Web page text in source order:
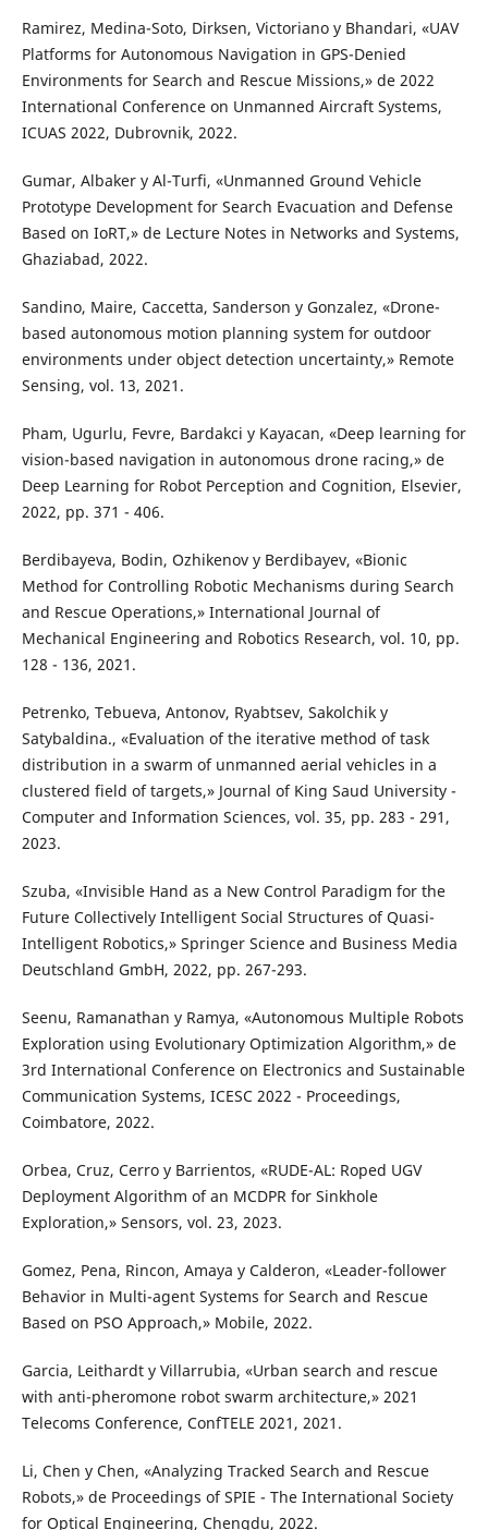
Ramirez, Medina-Soto, Dirksen, Victoriano y Bhandari, «UAV
Platforms for Autonomous Navigation in GPS-Denied
Environments for Search and Rescue Missions,» de 2022
International Conference on Unmanned Aircraft Systems,
ICUAS 2022, Dubrovnik, 2022.
Gumar, Albaker y Al-Turfi, «Unmanned Ground Vehicle
Prototype Development for Search Evacuation and Defense
Based on IoRT,» de Lecture Notes in Networks and Systems,
Ghaziabad, 2022.
Sandino, Maire, Caccetta, Sanderson y Gonzalez, «Drone-
based autonomous motion planning system for outdoor
environments under object detection uncertainty,» Remote
Sensing, vol. 13, 2021.
Pham, Ugurlu, Fevre, Bardakci y Kayacan, «Deep learning for
vision-based navigation in autonomous drone racing,» de
Deep Learning for Robot Perception and Cognition, Elsevier,
2022, pp. 371 - 406.
Berdibayeva, Bodin, Ozhikenov y Berdibayev, «Bionic
Method for Controlling Robotic Mechanisms during Search
and Rescue Operations,» International Journal of
Mechanical Engineering and Robotics Research, vol. 10, pp.
128 - 136, 2021.
Petrenko, Tebueva, Antonov, Ryabtsev, Sakolchik y
Satybaldina., «Evaluation of the iterative method of task
distribution in a swarm of unmanned aerial vehicles in a
clustered field of targets,» Journal of King Saud University -
Computer and Information Sciences, vol. 35, pp. 283 - 291,
2023.
Szuba, «Invisible Hand as a New Control Paradigm for the
Future Collectively Intelligent Social Structures of Quasi-
Intelligent Robotics,» Springer Science and Business Media
Deutschland GmbH, 2022, pp. 267-293.
Seenu, Ramanathan y Ramya, «Autonomous Multiple Robots
Exploration using Evolutionary Optimization Algorithm,» de
3rd International Conference on Electronics and Sustainable
Communication Systems, ICESC 2022 - Proceedings,
Coimbatore, 2022.
Orbea, Cruz, Cerro y Barrientos, «RUDE-AL: Roped UGV
Deployment Algorithm of an MCDPR for Sinkhole
Exploration,» Sensors, vol. 23, 2023.
Gomez, Pena, Rincon, Amaya y Calderon, «Leader-follower
Behavior in Multi-agent Systems for Search and Rescue
Based on PSO Approach,» Mobile, 2022.
Garcia, Leithardt y Villarrubia, «Urban search and rescue
with anti-pheromone robot swarm architecture,» 2021
Telecoms Conference, ConfTELE 2021, 2021.
Li, Chen y Chen, «Analyzing Tracked Search and Rescue
Robots,» de Proceedings of SPIE - The International Society
for Optical Engineering, Chengdu, 2022.